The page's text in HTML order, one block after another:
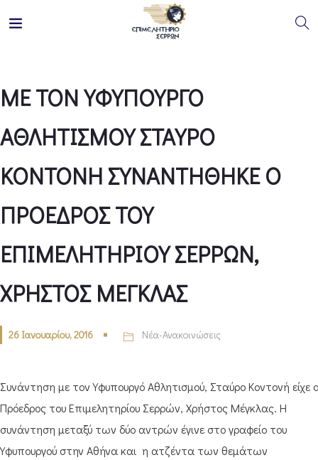
ΜΕ ΤΟΝ ΥΦΥΠΟΥΡΓΟ
ΑΘΛΗΤΙΣΜΟΥ ΣΤΑΥΡΟ
ΚΟΝΤΟΝΗ ΣΥΝΑΝΤΗΘΗΚΕ Ο
ΠΡΟΕΔΡΟΣ ΤΟΥ
ΕΠΙΜΕΛΗΤΗΡΙΟΥ ΣΕΡΡΩΝ,
ΧΡΗΣΤΟΣ ΜΕΓΚΛΑΣ
26 Ιανουαρίου, 2016 Νέα-Ανακοινώσεις
Συνάντηση με τον Υφυπουργό Αθλητισμού, Σταύρο Κοντονή είχε ο
Πρόεδρος του Επιμελητηρίου Σερρών, Χρήστος Μέγκλας. Η
συνάντηση μεταξύ των δύο αντρών έγινε στο γραφείο του
Υφυπουργού στην Αθήνα και η ατζέντα των θεμάτων